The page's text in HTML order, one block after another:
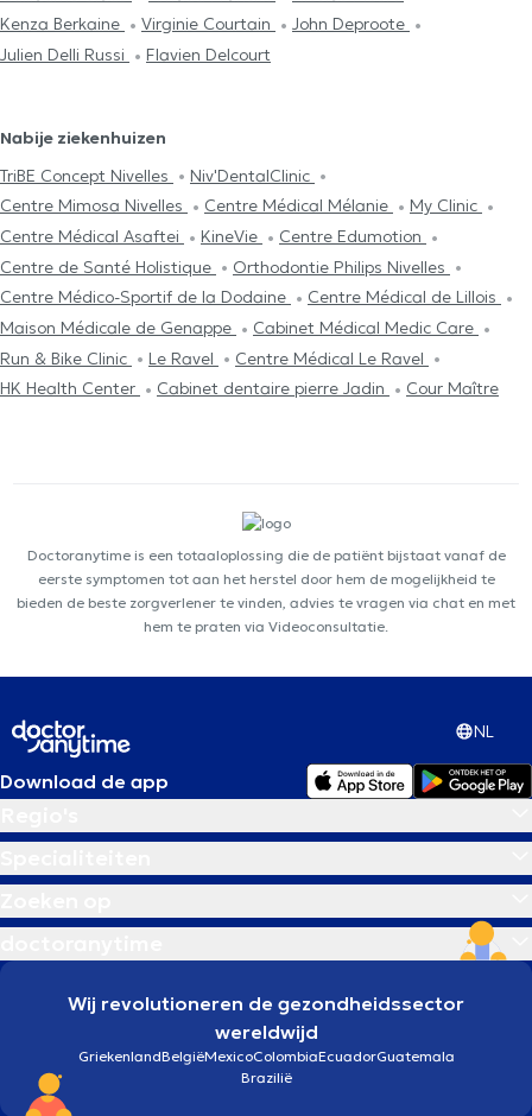
Kenza Berkaine
Virginie Courtain
John Deproote
Julien Delli Russi
Flavien Delcourt
Nabije ziekenhuizen
TriBE Concept Nivelles
Niv'DentalClinic
Centre Mimosa Nivelles
Centre Médical Mélanie
My Clinic
Centre Médical Asaftei
KineVie
Centre Edumotion
Centre de Santé Holistique
Orthodontie Philips Nivelles
Centre Médico-Sportif de la Dodaine
Centre Médical de Lillois
Maison Médicale de Genappe
Cabinet Médical Medic Care
Run & Bike Clinic
Le Ravel
Centre Médical Le Ravel
HK Health Center
Cabinet dentaire pierre Jadin Cour Maître
Doctoranytime is een totaaloplossing die de patiënt bijstaat vanaf de
eerste symptomen tot aan het herstel door hem de mogelijkheid te
bieden de beste zorgverlener te vinden, advies te vragen via chat en met
hem te praten via Videoconsultatie.
NL
Download de app
Wij revolutioneren de gezondheidssector
wereldwijd
GriekenlandBelgiëMexicoColombiaEcuadorGuatemala
Brazilië